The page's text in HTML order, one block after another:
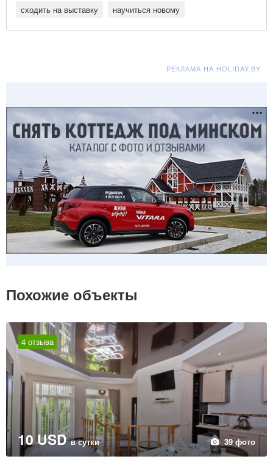
сходить на выставку
научиться новому
РЕКЛАМА НА HOLIDAY.BY
Похожие объекты
4 отзыва
10 USDв сутки 39 фото